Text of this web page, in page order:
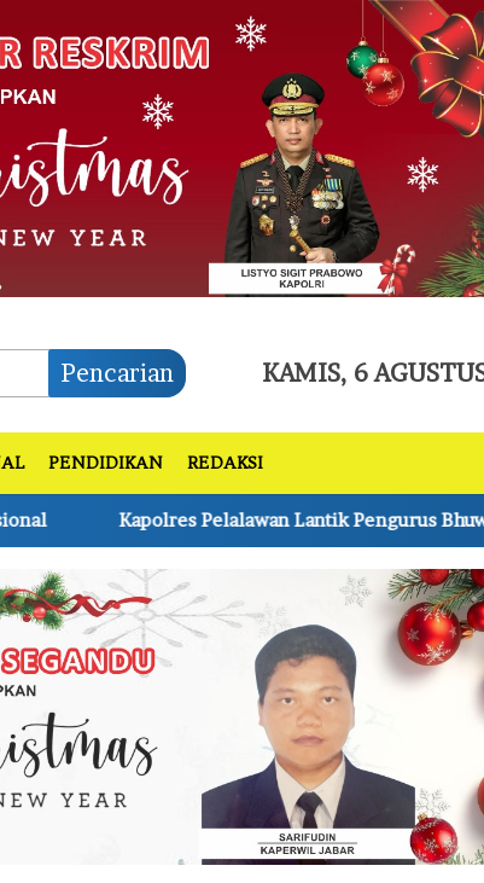
Pencarian KAMIS, 6
PENDIDIKAN REDAKSI
Lantik Pengurus Bhuwana Lestari SMAN 1 Pkl